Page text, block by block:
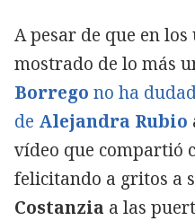
A pesar de que en
mostrado de lo más
Borrego no ha
de Alejandra Rubio
vídeo que compartió
felicitando a gritos a
Costanzia a las